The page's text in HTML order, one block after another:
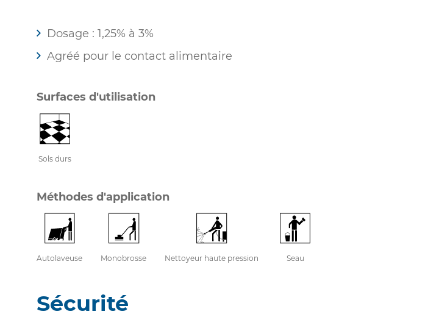
Dosage : 1,25% à 3%
Agréé pour le contact alimentaire
Surfaces d'utilisation
Sols durs
Méthodes d'application
Autolaveuse Monobrosse Nettoyeur haute pression Seau
Sécurité